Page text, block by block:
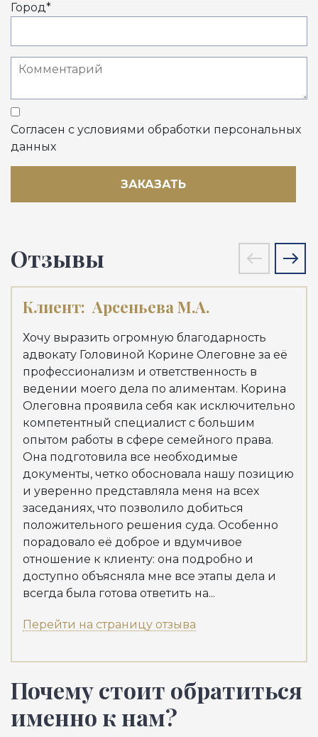
Город*
Согласен с условиями обработки персональных
данных
ЗАКАЗАТЬ
Отзывы
Клиент: Арсеньева М.А.
Хочу выразить огромную благодарность
адвокату Головиной Корине Олеговне за её
профессионализм и ответственность в
ведении моего дела по алиментам. Корина
Олеговна проявила себя как исключительно
компетентный специалист с большим
опытом работы в сфере семейного права.
Она подготовила все необходимые
документы, четко обосновала нашу позицию
и уверенно представляла меня на всех
заседаниях, что позволило добиться
положительного решения суда. Особенно
порадовало её доброе и вдумчивое
отношение к клиенту: она подробно и
доступно объясняла мне все этапы дела и
всегда была готова ответить на...
Перейти на страницу отзыва
Почему стоит обратиться
именно к нам?